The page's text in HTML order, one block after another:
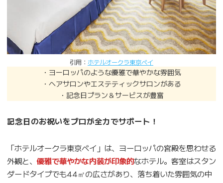
引用： ホテルオークラ東京ベイ
・ヨーロッパのような優雅で華やかな雰囲気
・ヘアサロンやエステティックサロンがある
・記念日プラン＆サービスが豊富
記念日のお祝いをプロが全力でサポート！
「ホテルオークラ東京ベイ」は、ヨーロッパの宮殿を思わせる
外観と、 優雅で華やかな内装が印象的なホテル。客室はスタン
ダードタイプでも44㎡の広さがあり、落ち着いた雰囲気の中